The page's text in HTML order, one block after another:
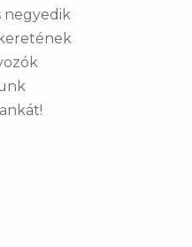
negyedik